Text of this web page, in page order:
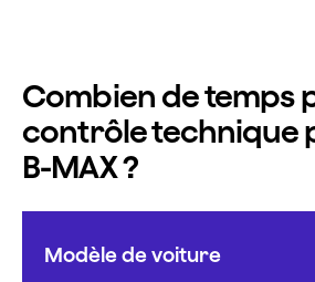
Combien de temps
contrôle technique
B-MAX ?
Modèle de voiture